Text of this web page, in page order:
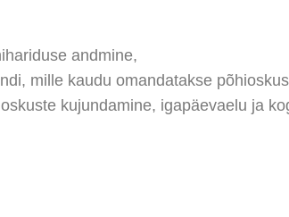
andmine,
mille kaudu omandatakse
kujundamine, igapäevaelu ja